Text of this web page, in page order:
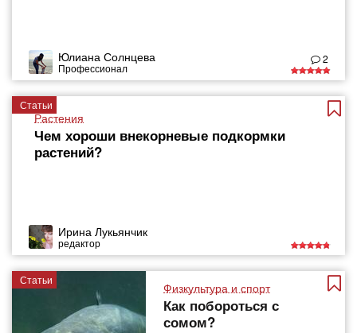
Юлиана Солнцева
Профессионал
2
Статьи
Растения
Чем хороши внекорневые подкормки
растений?
Ирина Лукьянчик
редактор
Статьи
Физкультура и спорт
Как побороться с
сомом?